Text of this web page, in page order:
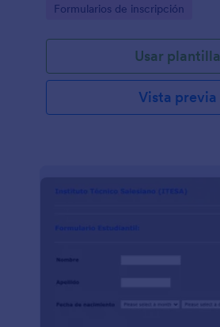
Go to Category:
Formularios de inscripción
Usar plantilla
Vista previa